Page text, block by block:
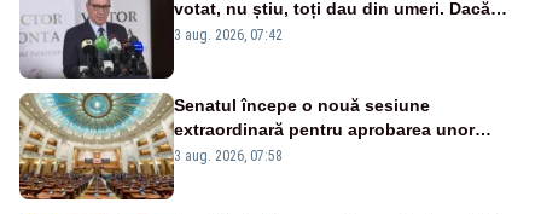
votat, nu știu, toți dau din umeri. Dacă
întrebi de ce au votat pro sau contra, o să
3 aug. 2026, 07:42
Senatul începe o nouă sesiune
extraordinară pentru aprobarea unor
jaloane din PNRR
3 aug. 2026, 07:58